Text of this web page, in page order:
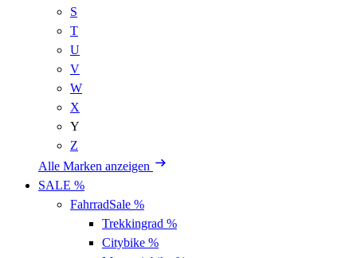
S
T
U
V
W
X
Y
Z
Alle Marken anzeigen
SALE %
FahrradSale %
Trekkingrad %
Citybike %